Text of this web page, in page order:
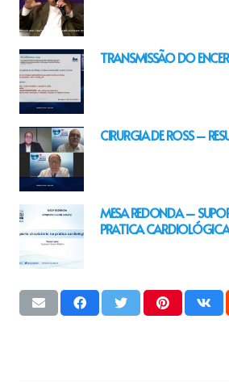
TRANSMISSÃO DO
CIRURGIA DE ROSS –
MESA REDONDA –
PRATICA CARDIOLÓGICA